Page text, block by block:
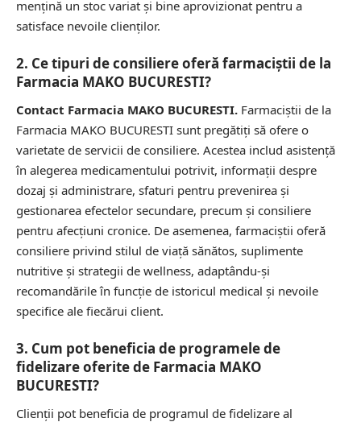
mențină un stoc variat și bine aprovizionat pentru a
satisface nevoile clienților.
2. Ce tipuri de consiliere oferă farmaciștii de la
Farmacia MAKO BUCURESTI?
Contact Farmacia MAKO BUCURESTI. Farmaciștii de la
Farmacia MAKO BUCURESTI sunt pregătiți să ofere o
varietate de servicii de consiliere. Acestea includ asistență
în alegerea medicamentului potrivit, informații despre
dozaj și administrare, sfaturi pentru prevenirea și
gestionarea efectelor secundare, precum și consiliere
pentru afecțiuni cronice. De asemenea, farmaciștii oferă
consiliere privind stilul de viață sănătos, suplimente
nutritive și strategii de wellness, adaptându-și
recomandările în funcție de istoricul medical și nevoile
specifice ale fiecărui client.
3. Cum pot beneficia de programele de
fidelizare oferite de Farmacia MAKO
BUCURESTI?
Clienții pot beneficia de programul de fidelizare al